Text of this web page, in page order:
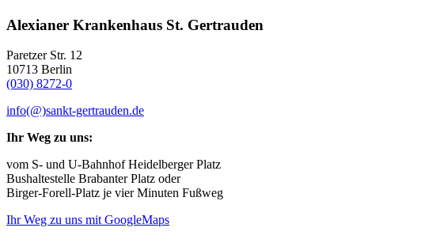
Alexianer Krankenhaus St. Gertrauden
Paretzer Str. 12
10713 Berlin
(030) 8272-0
info(@)sankt-gertrauden.de
Ihr Weg zu uns:
vom S- und U-Bahnhof Heidelberger Platz
Bushaltestelle Brabanter Platz oder
Birger-Forell-Platz je vier Minuten Fußweg
Ihr Weg zu uns mit GoogleMaps